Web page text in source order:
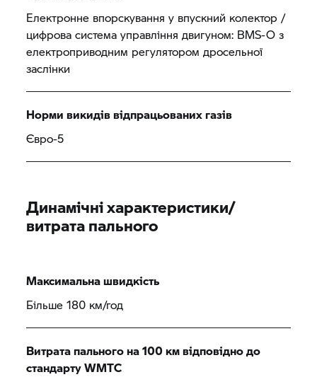
Електронне впорскування у впускний колектор /
цифрова система управління двигуном: BMS-O з
електроприводним регулятором дросельної
заслінки
Норми викидів відпрацьованих газів
Євро-5
Динамічні характеристики/
витрата пального
Максимальна швидкість
Більше 180 км/год
Витрата пального на 100 км відповідно до
стандарту WMTC